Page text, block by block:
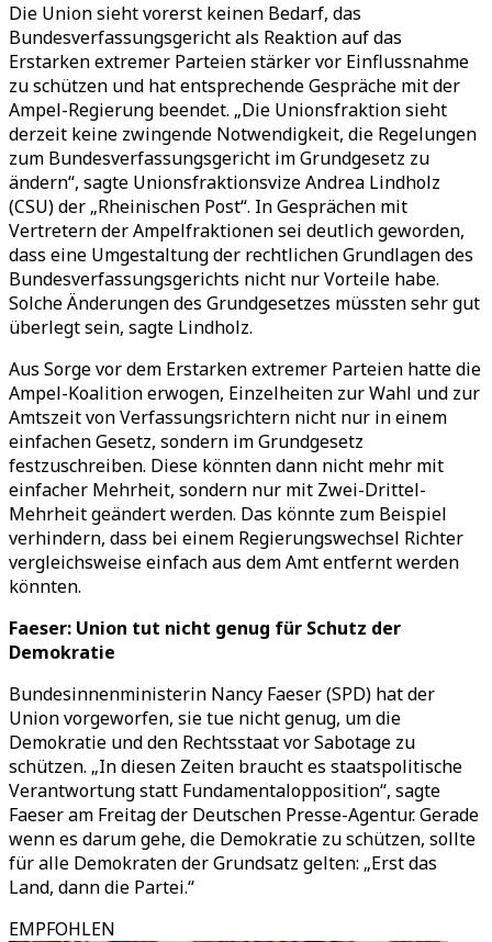
Die Union sieht vorerst keinen Bedarf, das
Bundesverfassungsgericht als Reaktion auf das
Erstarken extremer Parteien stärker vor Einflussnahme
zu schützen und hat entsprechende Gespräche mit der
Ampel-Regierung beendet. „Die Unionsfraktion sieht
derzeit keine zwingende Notwendigkeit, die Regelungen
zum Bundesverfassungsgericht im Grundgesetz zu
ändern“, sagte Unionsfraktionsvize Andrea Lindholz
(CSU) der „Rheinischen Post“. In Gesprächen mit
Vertretern der Ampelfraktionen sei deutlich geworden,
dass eine Umgestaltung der rechtlichen Grundlagen des
Bundesverfassungsgerichts nicht nur Vorteile habe.
Solche Änderungen des Grundgesetzes müssten sehr gut
überlegt sein, sagte Lindholz.
Aus Sorge vor dem Erstarken extremer Parteien hatte die
Ampel-Koalition erwogen, Einzelheiten zur Wahl und zur
Amtszeit von Verfassungsrichtern nicht nur in einem
einfachen Gesetz, sondern im Grundgesetz
festzuschreiben. Diese könnten dann nicht mehr mit
einfacher Mehrheit, sondern nur mit Zwei-Drittel-
Mehrheit geändert werden. Das könnte zum Beispiel
verhindern, dass bei einem Regierungswechsel Richter
vergleichsweise einfach aus dem Amt entfernt werden
könnten.
Faeser: Union tut nicht genug für Schutz der
Demokratie
Bundesinnenministerin Nancy Faeser (SPD) hat der
Union vorgeworfen, sie tue nicht genug, um die
Demokratie und den Rechtsstaat vor Sabotage zu
schützen. „In diesen Zeiten braucht es staatspolitische
Verantwortung statt Fundamentalopposition“, sagte
Faeser am Freitag der Deutschen Presse-Agentur. Gerade
wenn es darum gehe, die Demokratie zu schützen, sollte
für alle Demokraten der Grundsatz gelten: „Erst das
Land, dann die Partei.“
EMPFOHLEN